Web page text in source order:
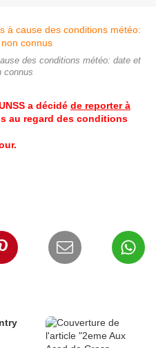
des conditions météo: date et
connus
a décidé de reporter à
au regard des conditions